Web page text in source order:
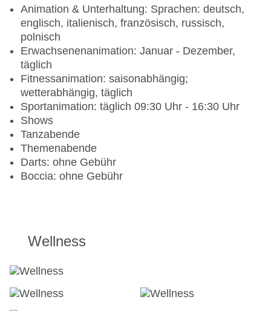
Animation & Unterhaltung: Sprachen: deutsch,
englisch, italienisch, französisch, russisch,
polnisch
Erwachsenenanimation: Januar - Dezember,
täglich
Fitnessanimation: saisonabhängig;
wetterabhängig, täglich
Sportanimation: täglich 09:30 Uhr - 16:30 Uhr
Shows
Tanzabende
Themenabende
Darts: ohne Gebühr
Boccia: ohne Gebühr
Wellness